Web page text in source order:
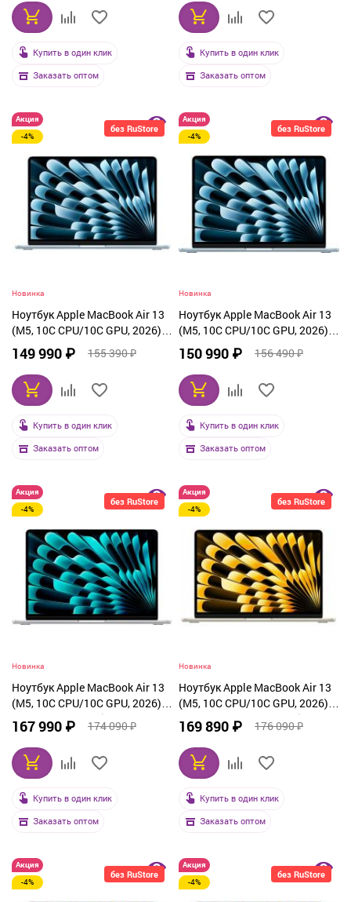
Купить в один клик
Заказать оптом
Купить в один клик
Заказать оптом
без RuStore
Акция
-4%
Новинка
Ноутбук Apple MacBook Air 13
(M5, 10C CPU/10C GPU, 2026),
32 ГБ, 512 ГБ SSD, Sky Blue
(Z1L9000ZT)
149 990 ₽ 155 390 ₽
Купить в один клик
Заказать оптом
без RuStore
Акция
-4%
Новинка
Ноутбук Apple MacBook Air 13
(M5, 10C CPU/10C GPU, 2026),
24 ГБ, 1 ТБ SSD, Sky Blue
(MDHK4)
150 990 ₽ 156 490 ₽
Купить в один клик
Заказать оптом
без RuStore
Акция
-4%
Новинка
Ноутбук Apple MacBook Air 13
(M5, 10C CPU/10C GPU, 2026),
32 ГБ, 1 ТБ SSD, Silver
(Z1L1000K4)
167 990 ₽ 174 090 ₽
Купить в один клик
Заказать оптом
без RuStore
Акция
-4%
Новинка
Ноутбук Apple MacBook Air 13
(M5, 10C CPU/10C GPU, 2026),
32 ГБ, 512 ГБ SSD, Starlight
(Z1L30013A)
169 890 ₽ 176 090 ₽
Купить в один клик
Заказать оптом
без RuStore
Акция
-4%
без RuStore
Акция
-4%